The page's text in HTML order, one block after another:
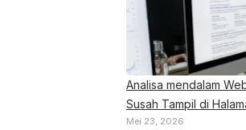
Analisa mendalam
Susah Tampil di
Mei 23, 2026